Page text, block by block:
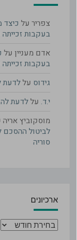
צפרירעל
בעקבות
אדם מענייןעל
בעקבות
גידוס עללדעת
י.ד. עללדעת
מוסקוביץ אריה
לביטול ההסכם
סוריה
ארכיונים
ארכיונים